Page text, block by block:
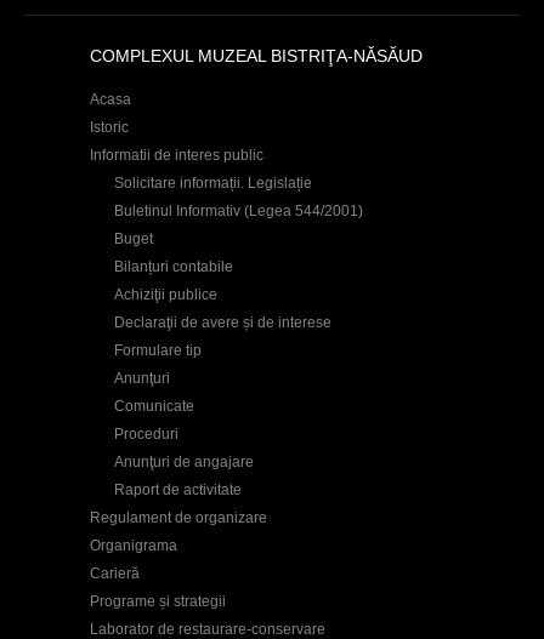
COMPLEXUL MUZEAL BISTRIŢA-NĂSĂUD
Acasa
Istoric
Informatii de interes public
Solicitare informații. Legislație
Buletinul Informativ (Legea 544/2001)
Buget
Bilanțuri contabile
Achiziţii publice
Declaraţii de avere și de interese
Formulare tip
Anunţuri
Comunicate
Proceduri
Anunţuri de angajare
Raport de activitate
Regulament de organizare
Organigrama
Carieră
Programe și strategii
Laborator de restaurare-conservare